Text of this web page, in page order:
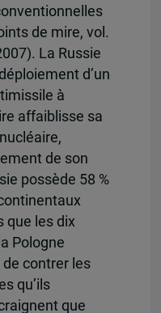
de mire, vol.
La Russie
d’un
à
affaiblisse sa
de son
possède 58 %
que les dix
Pologne
contrer les
qu’ils
que